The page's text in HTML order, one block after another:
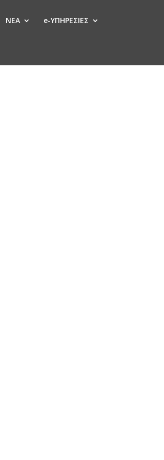
ΝΕΑ e-ΥΠΗΡΕΣΙΕΣ